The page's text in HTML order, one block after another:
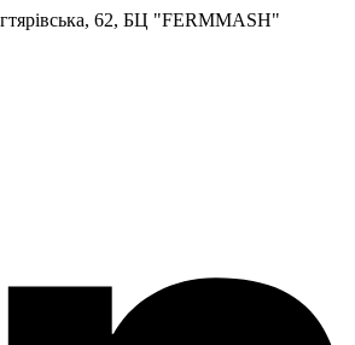
62, БЦ "FERMMASH"